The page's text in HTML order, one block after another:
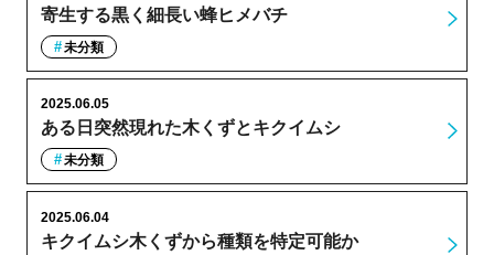
寄生する黒く細長い蜂ヒメバチ
未分類
ある日突然現れた木くずとキクイムシ
2025.06.05
未分類
キクイムシ木くずから種類を特定可能か
2025.06.04